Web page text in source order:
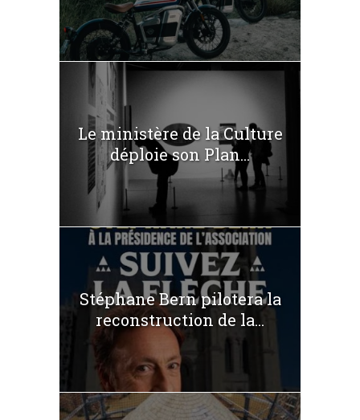
Le ministère de la Culture
déploie son Plan...
Stéphane Bern pilotera la
reconstruction de la...